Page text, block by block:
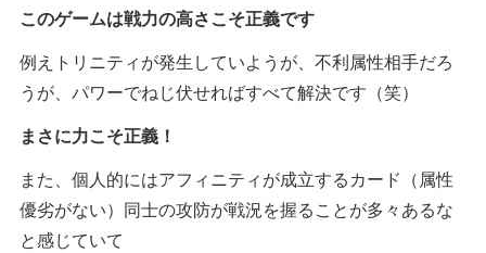
このゲームは戦力の高さこそ正義です
例えトリニティが発生していようが、不利属性相手だろ
うが、パワーでねじ伏せればすべて解決です（笑）
まさに力こそ正義！
また、個人的にはアフィニティが成立するカード（属性
優劣がない）同士の攻防が戦況を握ることが多々あるな
と感じていて